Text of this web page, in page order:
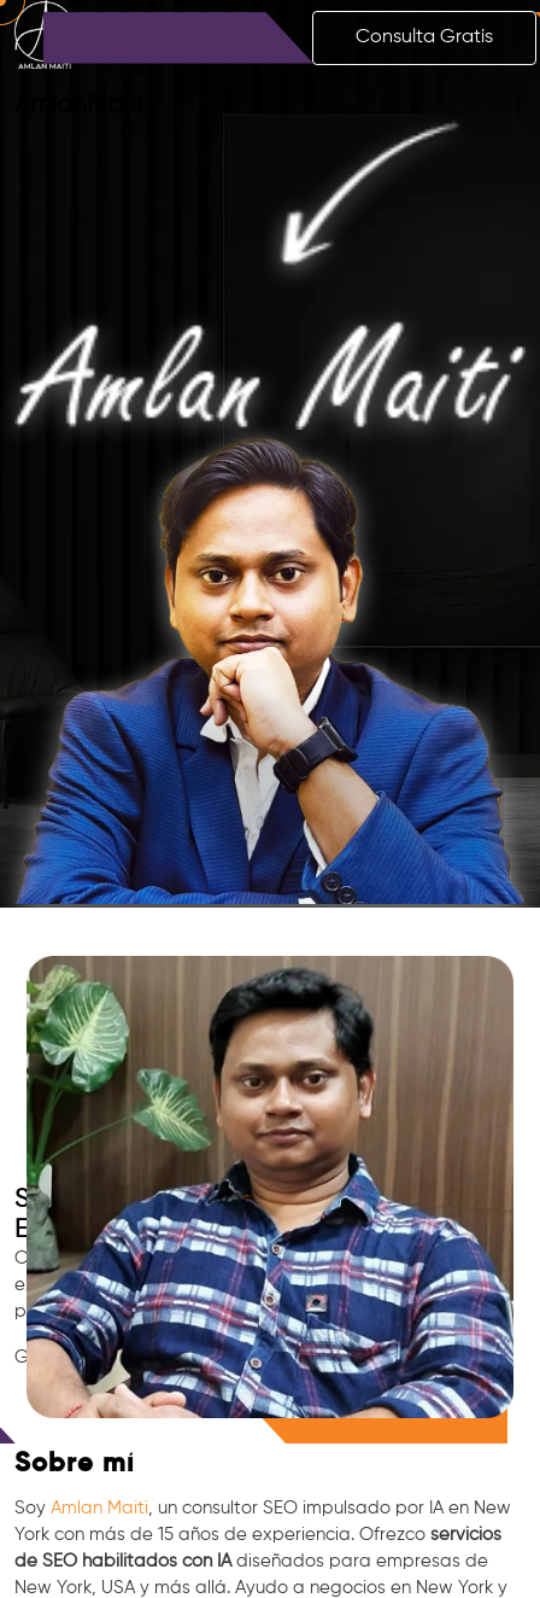
Consulta Gratis
SEO Inteligente con IA
Experto SEO en New York
Contrata al consultor SEO local de confianza en New York,
experto en marketing con IA, GEO y especialista en
posicionamiento en Google.
GEO • LLM • NLP • RAG • IA + APIs Marketing
Consulta Gratis
Sobre mí
Soy Amlan Maiti , un consultor SEO impulsado por IA en New
York con más de 15 años de experiencia. Ofrezco servicios
de SEO habilitados con IAdiseñados para empresas de
New York, USA y más allá. Ayudo a negocios en New York y